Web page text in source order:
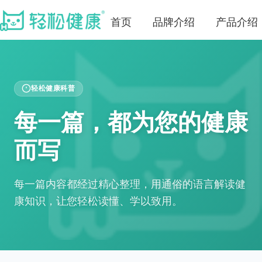
首页 品牌介绍 产品介绍
轻松健康科普
每一篇，都为您的健康
而写
每一篇内容都经过精心整理，用通俗的语言解读健
康知识，让您轻松读懂、学以致用。